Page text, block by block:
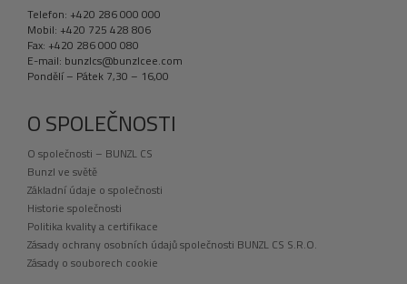
Telefon: +420 286 000 000
Mobil: +420 725 428 806
Fax: +420 286 000 080
E-mail: bunzlcs@bunzlcee.com
Pondělí – Pátek 7,30 – 16,00
O SPOLEČNOSTI
O společnosti – BUNZL CS
Bunzl ve světě
Základní údaje o společnosti
Historie společnosti
Politika kvality a certifikace
Zásady ochrany osobních údajů společnosti BUNZL CS S.R.O.
Zásady o souborech cookie